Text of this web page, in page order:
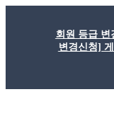
회원 등급
변경신청]